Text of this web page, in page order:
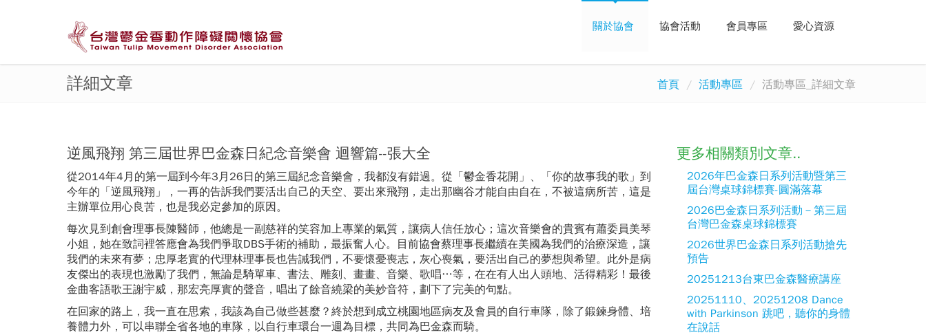
關於協會 協會活動 會員專區 愛心資源
詳細文章 首頁 活動專區 活動專區_詳細文章
逆風飛翔 第三屆世界巴金森日紀念音樂會 迴響篇--張大全
從2014年4月的第一屆到今年3月26日的第三屆紀念音樂會，我都沒有錯過。從「鬱金香花開」、「你的故事我的歌」到
今年的「逆風飛翔」，一再的告訴我們要活出自己的天空、要出來飛翔，走出那幽谷才能自由自在，不被這病所苦，這是
主辦單位用心良苦，也是我必定參加的原因。
每次見到創會理事長陳醫師，他總是一副慈祥的笑容加上專業的氣質，讓病人信任放心；這次音樂會的貴賓有蕭委員美琴
小姐，她在致詞裡答應會為我們爭取DBS手術的補助，最振奮人心。目前協會蔡理事長繼續在美國為我們的治療深造，讓
我們的未來有夢；忠厚老實的代理林理事長也告誡我們，不要懷憂喪志，灰心喪氣，要活出自己的夢想與希望。此外是病
友傑出的表現也激勵了我們，無論是騎單車、書法、雕刻、畫畫、音樂、歌唱…等，在在有人出人頭地、活得精彩！最後
金曲客語歌王謝宇威，那宏亮厚實的聲音，唱出了餘音繞梁的美妙音符，劃下了完美的句點。
在回家的路上，我一直在思索，我該為自己做些甚麼？終於想到成立桃園地區病友及會員的自行車隊，除了鍛鍊身體、培
養體力外，可以串聯全省各地的車隊，以自行車環台一週為目標，共同為巴金森而騎。
更多相關類別文章..
2026年巴金森日系列活動暨第三
屆台灣桌球錦標賽-圓滿落幕
2026巴金森日系列活動－第三屆
台灣巴金森桌球錦標賽
2026世界巴金森日系列活動搶先
預告
20251213台東巴金森醫療講座
20251110、20251208 Dance
with Parkinson 跳吧，聽你的身體
在說話